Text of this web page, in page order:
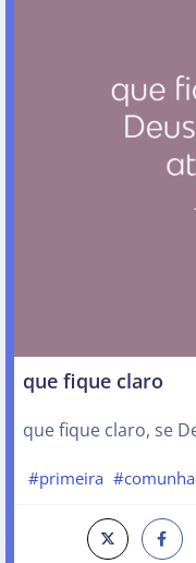
que fique claro
que fique claro, se
#primeira